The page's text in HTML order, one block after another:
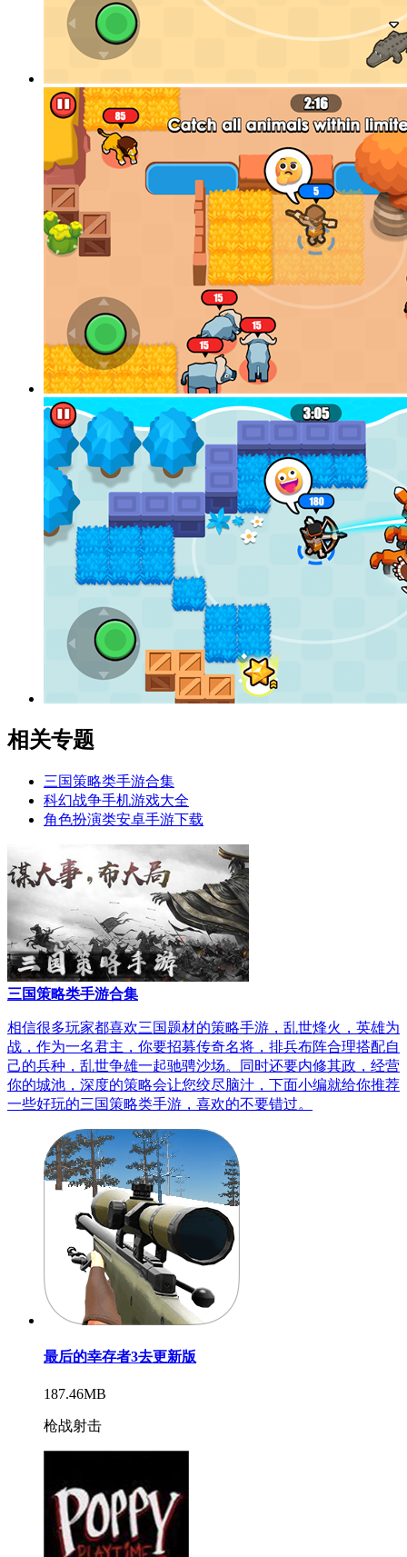
相关专题
三国策略类手游合集
科幻战争手机游戏大全
角色扮演类安卓手游下载
三国策略类手游合集
相信很多玩家都喜欢三国题材的策略手游，乱世烽火，英雄为
战，作为一名君主，你要招募传奇名将，排兵布阵合理搭配自
己的兵种，乱世争雄一起驰骋沙场。同时还要内修其政，经营
你的城池，深度的策略会让您绞尽脑汁，下面小编就给你推荐
一些好玩的三国策略类手游，喜欢的不要错过。
最后的幸存者3去更新版
187.46MB
枪战射击